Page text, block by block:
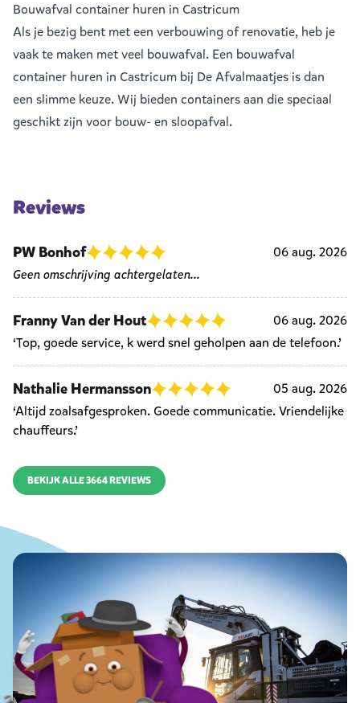
Bouwafval container huren in Castricum
Als je bezig bent met een verbouwing of renovatie, heb je
vaak te maken met veel bouwafval. Een bouwafval
container huren in Castricum bij De Afvalmaatjes is dan
een slimme keuze. Wij bieden containers aan die speciaal
geschikt zijn voor bouw- en sloopafval.
Reviews
PW Bonhof
06 aug. 2026
Geen omschrijving achtergelaten...
Franny Van der Hout
06 aug. 2026
‘Top, goede service, k werd snel geholpen aan de telefoon.’
Nathalie Hermansson
05 aug. 2026
‘Altijd zoalsafgesproken. Goede communicatie. Vriendelijke
chauffeurs.’
BEKIJK ALLE 3664 REVIEWS